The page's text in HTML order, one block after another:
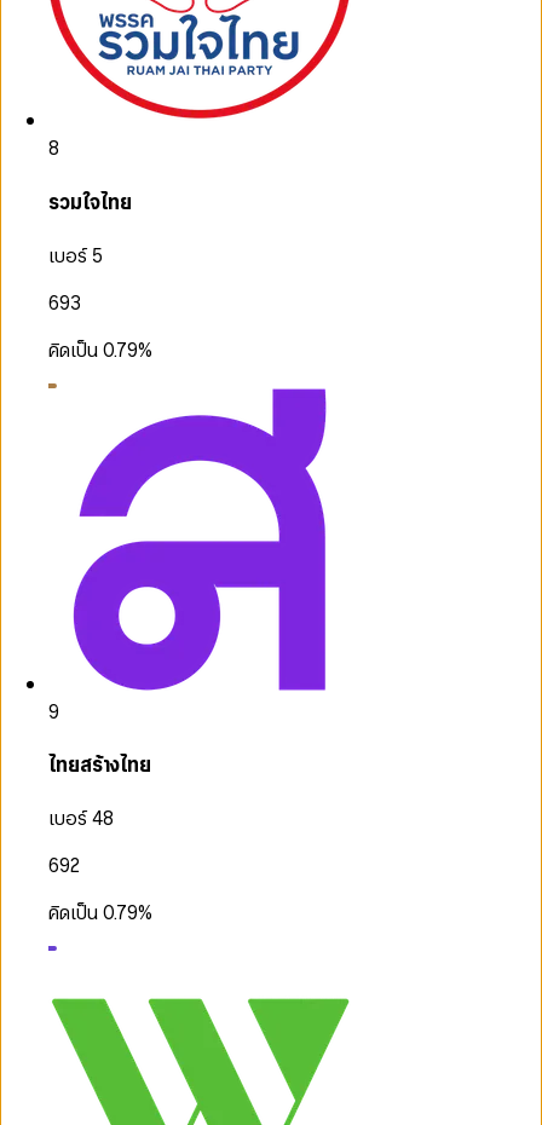
8
รวมใจไทย
เบอร์ 5
693
คิดเป็น0.79%
9
ไทยสร้างไทย
เบอร์ 48
692
คิดเป็น0.79%